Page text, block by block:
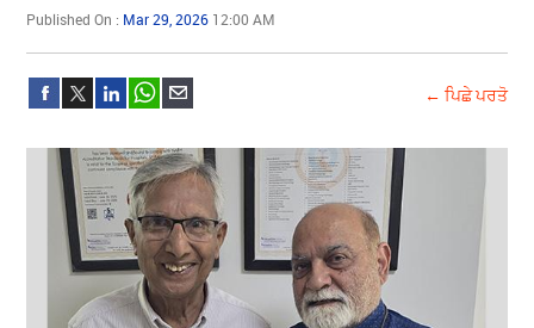
Published On : Mar 29, 2026 12:00 AM
← ਪਿਛੇ ਪਰਤੋ